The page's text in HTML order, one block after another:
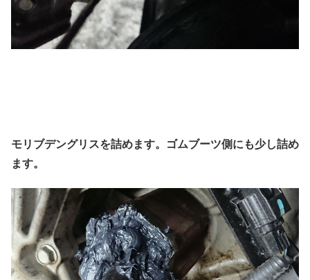
モリブデングリスを詰めます。ゴムブーツ側にも少し詰め
ます。